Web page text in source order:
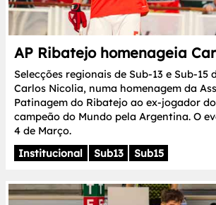
AP Ribatejo homenageia
Selecções regionais de Sub-13 e Sub-15
Carlos Nicolia, numa homenagem da
Patinagem do Ribatejo ao ex-jogador
campeão do Mundo pela Argentina. O
4 de Março.
Institucional
Sub13 Sub15